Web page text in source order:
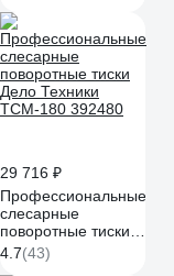
29 716 ₽
Профессиональные
слесарные
поворотные тиски
Дело Техники
ТСМ-180 392480
4.7(43)